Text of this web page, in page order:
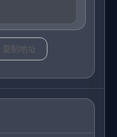
复制地址